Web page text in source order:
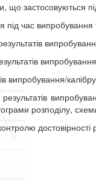
застосовуються
під час випробування
випробування/
розподілу,
достовірності